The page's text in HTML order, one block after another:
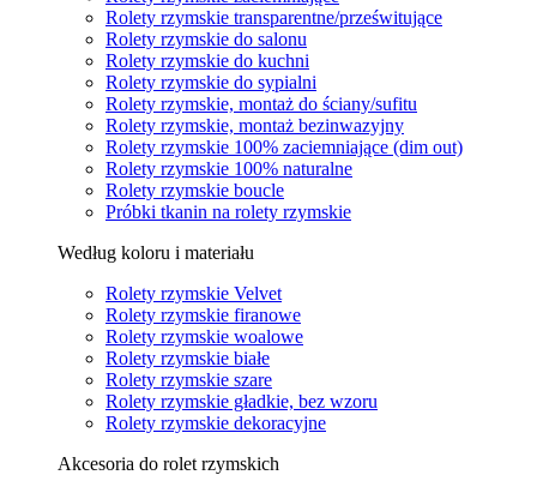
Rolety rzymskie transparentne/prześwitujące
Rolety rzymskie do salonu
Rolety rzymskie do kuchni
Rolety rzymskie do sypialni
Rolety rzymskie, montaż do ściany/sufitu
Rolety rzymskie, montaż bezinwazyjny
Rolety rzymskie 100% zaciemniające (dim out)
Rolety rzymskie 100% naturalne
Rolety rzymskie boucle
Próbki tkanin na rolety rzymskie
Według koloru i materiału
Rolety rzymskie Velvet
Rolety rzymskie firanowe
Rolety rzymskie woalowe
Rolety rzymskie białe
Rolety rzymskie szare
Rolety rzymskie gładkie, bez wzoru
Rolety rzymskie dekoracyjne
Akcesoria do rolet rzymskich